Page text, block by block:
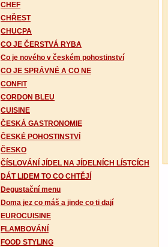
CHEF
CHŘEST
CHUCPA
CO JE ČERSTVÁ RYBA
Co je nového v českém pohostinství
CO JE SPRÁVNÉ A CO NE
CONFIT
CORDON BLEU
CUISINE
ČESKÁ GASTRONOMIE
ČESKÉ POHOSTINSTVÍ
ČESKO
ČÍSLOVÁNÍ JÍDEL NA JÍDELNÍCH LÍSTCÍCH
DÁT LIDEM TO CO CHTĚJÍ
Degustační menu
Doma jez co máš a jinde co ti dají
EUROCUISINE
FLAMBOVÁNÍ
FOOD STYLING